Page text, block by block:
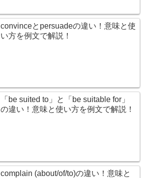
convinceとpersuadeの違い！意味と使
い方を例文で解説！
「be suited to」と「be suitable for」
の違い！意味と使い方を例文で解説！
complain (about/of/to)の違い！意味と